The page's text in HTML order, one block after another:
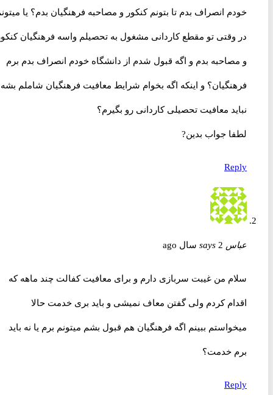
خودم انصراف بدم تا بتونم کنکور و مصاحبه فرهنگیان بدم؟ یا میتونم
در وقتی تو مقطع کاردانی مشغول به تحصیلم واسه فرهنگیان کنکور
و مصاحبه بدم و اگه قبول شدم از دانشگاه خودم انصراف بدم برم
فرهنگیان؟ و اینکه اگه بخوام شرایط معافیت فرهنگیان شاملم بشه
نباید معافیت تحصیلی کاردانی رو بگیرم؟
لطفا جواب بدین?
Reply
عباس says 2 سال ago
سلام من غیبت سربازی دارم و برای معافیت کفالت چند ماهه که
اقدام کردم ولی گفتن معاف نمیشی و باید بری خدمت حالا
میخواستم ببینم اگه فرهنگیان هم قبول بشم میتونم برم یا نه باید
برم خدمت؟
Reply